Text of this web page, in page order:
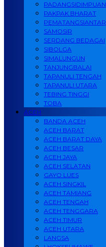
PADANGSIDIMPUAN
PAKPAK BHARAT
PEMATANGSIANTAR
SAMOSIR
SERDANG BEDAGAI
SIBOLGA
SIMALUNGUN
TANJUNGBALAI
TAPANULI TENGAH
TAPANULI UTARA
TEBING TINGGI
TOBA
ACEH
BANDA ACEH
ACEH BARAT
ACEH BARAT DAYA
ACEH BESAR
ACEH JAYA
ACEH SELATAN
GAYO LUES
ACEH SINGKIL
ACEH TAMIANG
ACEH TENGAH
ACEH TENGGARA
ACEH TIMUR
ACEH UTARA
LANGSA